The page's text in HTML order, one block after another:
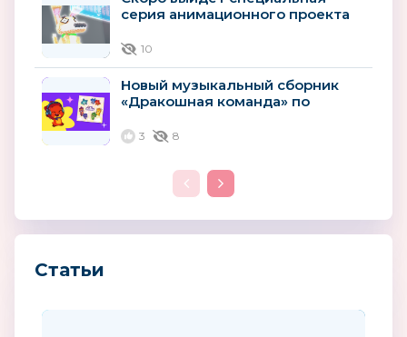
серия анимационного проекта
10
Новый музыкальный сборник
«Дракошная команда» по
«Дракошия»
3 8
Статьи